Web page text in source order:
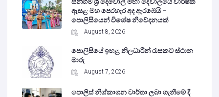
ඇසළ මහ පෙරහැර අද ඇරඹෙයි –
පොලිසියෙන් විශේෂ නිවේදනයක්
August 8, 2026
පොලිසියේ ඉහළ නිලධාරීන් රැසකට ස්ථාන
මාරු
August 7, 2026
පොලිස් නිශ්කාශන වාර්තා ලබා ගැනීමේ දී